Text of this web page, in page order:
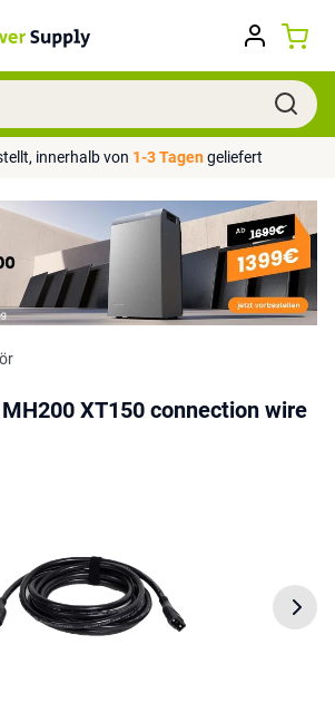
innerhalb von 1-3 Tagengeliefert
XT150 connection wire